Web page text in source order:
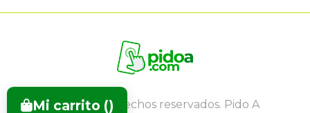
Todos los derechos reservados. Pido A
Mi carrito ()